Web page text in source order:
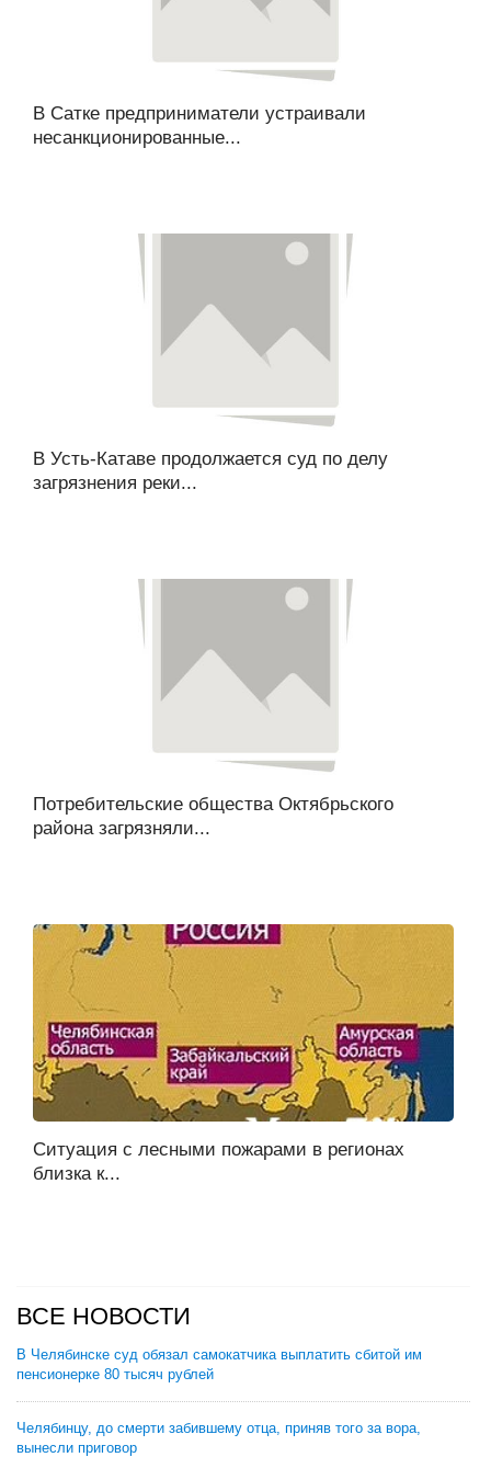
В Сатке предприниматели устраивали
несанкционированные...
В Усть-Катаве продолжается суд по делу
загрязнения реки...
Потребительские общества Октябрьского
района загрязняли...
Ситуация с лесными пожарами в регионах
близка к...
ВСЕ НОВОСТИ
В Челябинске суд обязал самокатчика выплатить сбитой им
пенсионерке 80 тысяч рублей
Челябинцу, до смерти забившему отца, приняв того за вора,
вынесли приговор